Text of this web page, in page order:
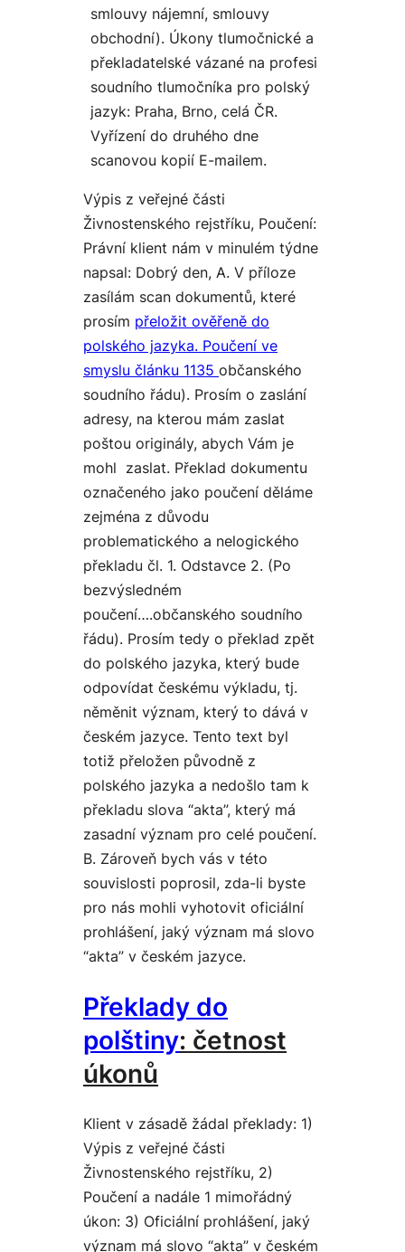
smlouvy nájemní, smlouvy
obchodní). Úkony tlumočnické a
překladatelské vázané na profesi
soudního tlumočníka pro polský
jazyk: Praha, Brno, celá ČR.
Vyřízení do druhého dne
scanovou kopií E-mailem.
Výpis z veřejné části
Živnostenského rejstříku, Poučení:
Právní klient nám v minulém týdne
napsal: Dobrý den, A. V příloze
zasílám scan dokumentů, které
prosím přeložit ověřeně do
polského jazyka. Poučení ve
smyslu článku 1135 občanského
soudního řádu). Prosím o zaslání
adresy, na kterou mám zaslat
poštou originály, abych Vám je
mohl zaslat. Překlad dokumentu
označeného jako poučení děláme
zejména z důvodu
problematického a nelogického
překladu čl. 1. Odstavce 2. (Po
bezvýsledném
poučení….občanského soudního
řádu). Prosím tedy o překlad zpět
do polského jazyka, který bude
odpovídat českému výkladu, tj.
něměnit význam, který to dává v
českém jazyce. Tento text byl
totiž přeložen původně z
polského jazyka a nedošlo tam k
překladu slova “akta”, který má
zasadní význam pro celé poučení.
B. Zároveň bych vás v této
souvislosti poprosil, zda-li byste
pro nás mohli vyhotovit oficiální
prohlášení, jaký význam má slovo
“akta” v českém jazyce.
Překlady do
polštiny: četnost
úkonů
Klient v zásadě žádal překlady: 1)
Výpis z veřejné části
Živnostenského rejstříku, 2)
Poučení a nadále 1 mimořádný
úkon: 3) Oficiální prohlášení, jaký
význam má slovo “akta” v českém